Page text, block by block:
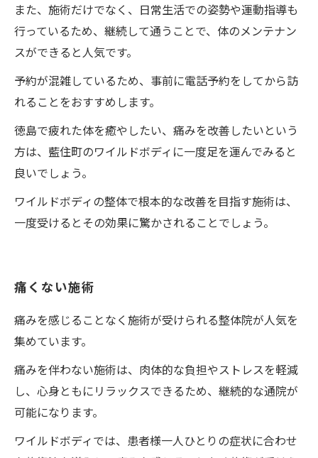
また、施術だけでなく、日常生活での姿勢や運動指導も
行っているため、継続して通うことで、体のメンテナン
スができると人気です。
予約が混雑しているため、事前に電話予約をしてから訪
れることをおすすめします。
徳島で疲れた体を癒やしたい、痛みを改善したいという
方は、藍住町のワイルドボディに一度足を運んでみると
良いでしょう。
ワイルドボディの整体で根本的な改善を目指す施術は、
一度受けるとその効果に驚かされることでしょう。
痛くない施術
痛みを感じることなく施術が受けられる整体院が人気を
集めています。
痛みを伴わない施術は、肉体的な負担やストレスを軽減
し、心身ともにリラックスできるため、継続的な通院が
可能になります。
ワイルドボディでは、患者様一人ひとりの症状に合わせ